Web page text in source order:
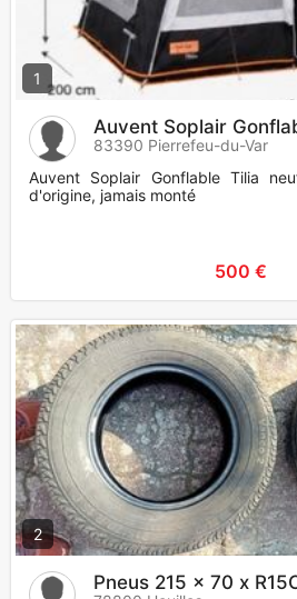
1
Auvent Soplair
83390 Pierrefeu-du-Var
Auvent Soplair Gonflable Tilia
d'origine, jamais monté
500 €
2
Pneus 215 x 70 x